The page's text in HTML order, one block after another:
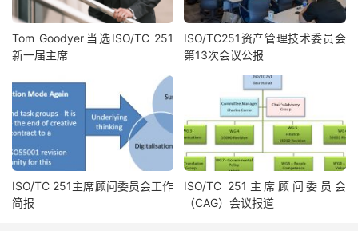
Tom Goodyer当选ISO/TC 251
新一届主席
ISO/TC251资产管理技术委员会
第13次会议公报
ISO/TC 251主席顾问委员会工作
简报
ISO/TC 251主席顾问委员会
（CAG）会议报道